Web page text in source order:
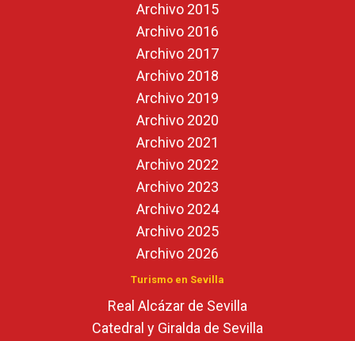
Archivo 2015
Archivo 2016
Archivo 2017
Archivo 2018
Archivo 2019
Archivo 2020
Archivo 2021
Archivo 2022
Archivo 2023
Archivo 2024
Archivo 2025
Archivo 2026
Turismo en Sevilla
Real Alcázar de Sevilla
Catedral y Giralda de Sevilla